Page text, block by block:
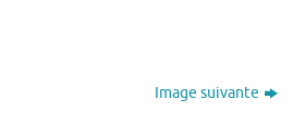
Image suivante